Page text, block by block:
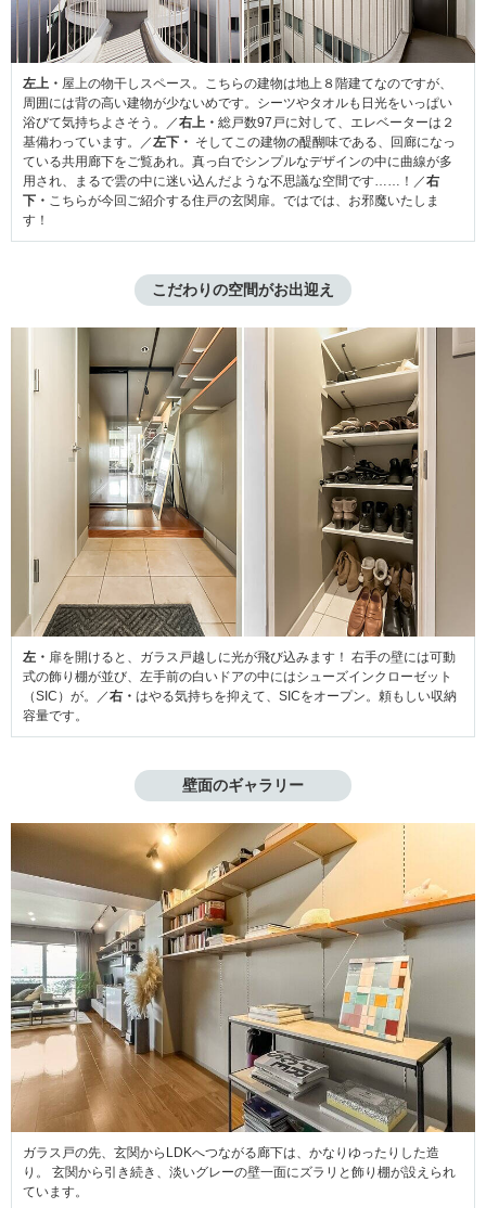
左上・ 屋上の物干しスペース。こちらの建物は地上８階建てなのですが、
周囲には背の高い建物が少ないめです。シーツやタオルも日光をいっぱい
浴びて気持ちよさそう。／右上・ 総戸数97戸に対して、エレベーターは２
基備わっています。／左下・ そしてこの建物の醍醐味である、回廊になっ
ている共用廊下をご覧あれ。真っ白でシンプルなデザインの中に曲線が多
用され、まるで雲の中に迷い込んだような不思議な空間です……！／右
下・ こちらが今回ご紹介する住戸の玄関扉。ではでは、お邪魔いたしま
す！
こだわりの空間がお出迎え
左・ 扉を開けると、ガラス戸越しに光が飛び込みます！ 右手の壁には可動
式の飾り棚が並び、左手前の白いドアの中にはシューズインクローゼット
（SIC）が。／右・ はやる気持ちを抑えて、SICをオープン。頼もしい収納
容量です。
壁面のギャラリー
ガラス戸の先、玄関からLDKへつながる廊下は、かなりゆったりした造
り。 玄関から引き続き、淡いグレーの壁一面にズラリと飾り棚が設えられ
ています。